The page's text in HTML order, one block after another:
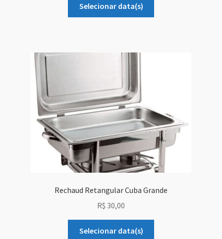
Selecionar data(s)
Rechaud Retangular Cuba Grande
R$ 30,00
Selecionar data(s)